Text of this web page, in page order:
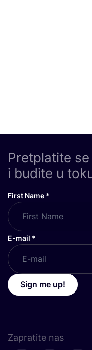
Pretplatite
i budite u
First Name *
E-mail *
Sign me up!
Zapratite nas